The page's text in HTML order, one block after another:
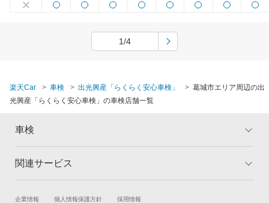
1/4
楽天Car 車検 出光興産「らくらく安心車検」
葛城市エリア周辺の出
光興産「らくらく安心車検」の車検店舗一覧
車検
トップ
関連サービス
試乗・商談 新車購入
企業情報 個人情報保護方針 採用情報